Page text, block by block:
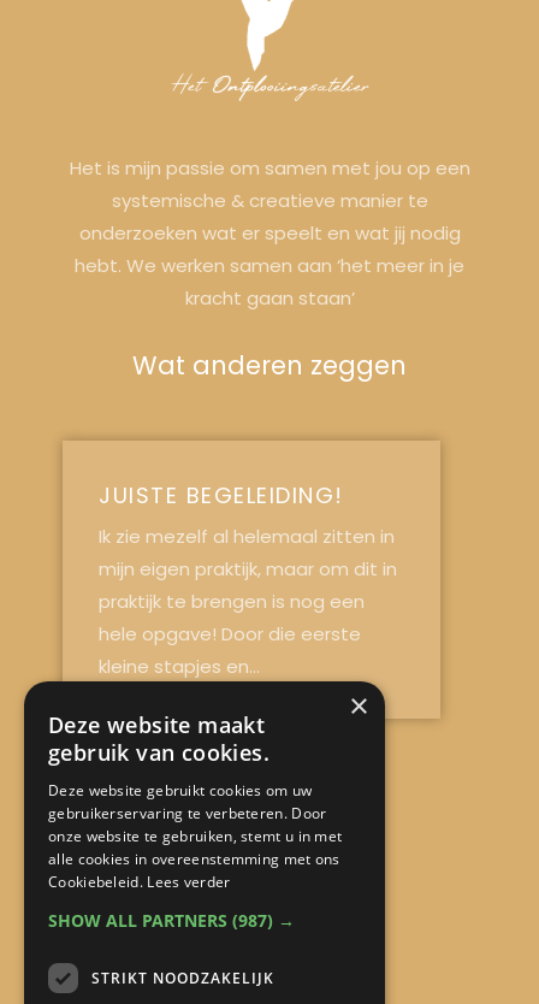
Het is mijn passie om samen met jou op een
systemische & creatieve manier te
onderzoeken wat er speelt en wat jij nodig
hebt. We werken samen aan ‘het meer in je
kracht gaan staan’
Wat anderen zeggen
JUISTE BEGELEIDING!
Ik zie mezelf al helemaal zitten in
mijn eigen praktijk, maar om dit in
praktijk te brengen is nog een
hele opgave! Door die eerste
kleine stapjes en...
Laura
Snel naar:
×
Deze website maakt
gebruik van cookies.
Deze website gebruikt cookies om uw
gebruikerservaring te verbeteren. Door
onze website te gebruiken, stemt u in met
alle cookies in overeenstemming met ons
Cookiebeleid. Lees verder
SHOW ALL PARTNERS (987) →
STRIKT NOODZAKELIJK